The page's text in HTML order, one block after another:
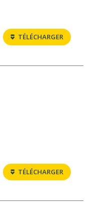
TÉLÉCHARGER
TÉLÉCHARGER